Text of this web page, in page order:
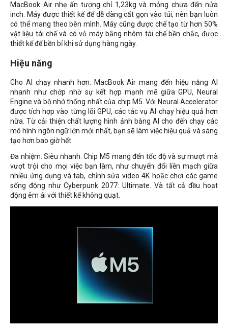
MacBook Air nhẹ ấn tượng chỉ 1,23kg và mỏng chưa đến nửa
inch. Máy được thiết kế để dễ dàng cất gọn vào túi, nên bạn luôn
có thể mang theo bên mình. Máy cũng được chế tạo từ hơn 50%
vật liệu tái chế và có vỏ máy bằng nhôm tái chế bền chắc, được
thiết kế để bền bỉ khi sử dụng hàng ngày.
Hiệu năng
Cho AI chạy nhanh hơn. MacBook Air mang đến hiệu năng AI
nhanh như chớp nhờ sự kết hợp mạnh mẽ giữa GPU, Neural
Engine và bộ nhớ thống nhất của chip M5. Với Neural Accelerator
được tích hợp vào từng lõi GPU, các tác vụ AI chạy hiệu quả hơn
nữa. Từ cải thiện chất lượng hình ảnh bằng AI cho đến chạy các
mô hình ngôn ngữ lớn mới nhất, bạn sẽ làm việc hiệu quả và sáng
tạo hơn bao giờ hết.
Đa nhiệm. Siêu nhanh. Chip M5 mang đến tốc độ và sự mượt mà
vượt trội cho mọi việc bạn làm, như chuyển đổi liền mạch giữa
nhiều ứng dụng và tab, chỉnh sửa video 4K hoặc chơi các game
sống động như Cyberpunk 2077: Ultimate. Và tất cả đều hoạt
động êm ái với thiết kế không quạt.